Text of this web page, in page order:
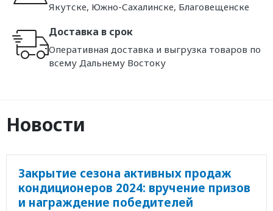
Якутске, Южно-Сахалинске, Благовещенске
Доставка в срок
Оперативная доставка и выгрузка товаров по
всему Дальнему Востоку
Новости
Закрытие сезона активных продаж
кондиционеров 2024: вручение призов
и награждение победителей